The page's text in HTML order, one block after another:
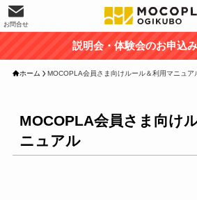
お問合せ
説明会・体験会のお申込
ホーム MOCOPLA会員さま向けルール＆利用マニュア
MOCOPLA会員さま向け
ニュアル